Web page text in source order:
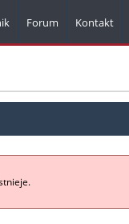
Forum Kontakt